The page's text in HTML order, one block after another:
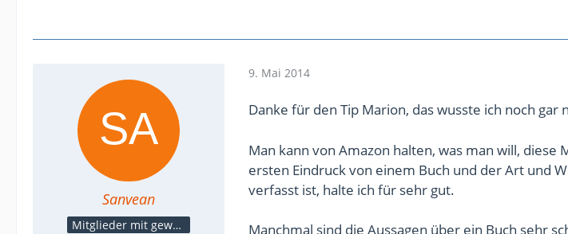
Sanvean
Mitglieder mit gewerblicher Verbindung, auch als Mitarbeiter/in
9. Mai 2014
Danke für den Tip Marion, das wusste ich noch gar
Man kann von Amazon halten, was man will, diese
ersten Eindruck von einem Buch und der Art und
verfasst ist, halte ich für sehr gut.
Manchmal sind die Aussagen über ein Buch sehr